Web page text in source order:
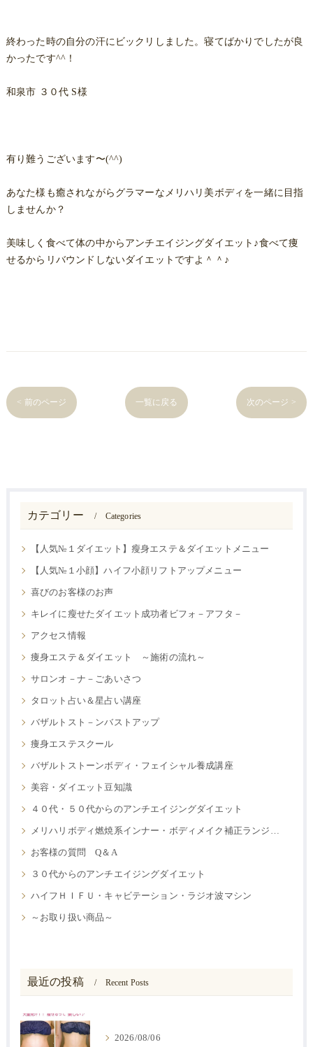
終わった時の自分の汗にビックリしました。寝てばかりでしたが良
かったです^^！
和泉市 ３０代 S様
有り難うございます〜(^^)
あなた様も癒されながらグラマーなメリハリ美ボディを一緒に目指
しませんか？
美味しく食べて体の中からアンチエイジングダイエット♪食べて痩
せるからリバウンドしないダイエットですよ＾＾♪
< 前のページ 一覧に戻る 次のページ >
カテゴリー Categories
【人気№１ダイエット】瘦身エステ＆ダイエットメニュー
【人気№１小顔】ハイフ小顔リフトアップメニュー
喜びのお客様のお声
キレイに瘦せたダイエット成功者ビフォ－アフタ－
アクセス情報
痩身エステ＆ダイエット ～施術の流れ～
サロンオ－ナ－ごあいさつ
タロット占い＆星占い講座
バザルトスト－ンバストアップ
痩身エステスクール
バザルトストーンボディ・フェイシャル養成講座
美容・ダイエット豆知識
４０代・５０代からのアンチエイジングダイエット
メリハリボディ燃焼系インナー・ボディメイク補正ランジェリー
お客様の質問 Q＆A
３０代からのアンチエイジングダイエット
ハイフＨＩＦＵ・キャビテーション・ラジオ波マシン
～お取り扱い商品～
最近の投稿 Recent Posts
2026/08/06